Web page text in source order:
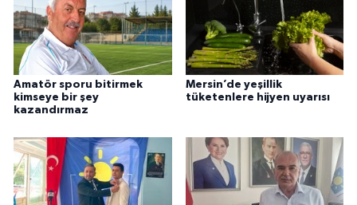
Amatör sporu bitirmek
kimseye bir şey
kazandırmaz
Mersin’de yeşillik
tüketenlere hijyen uyarısı